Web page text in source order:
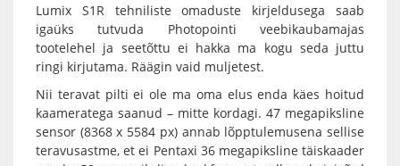
Lumix S1R tehniliste omaduste kirjeldusega saab
igaüks tutvuda Photopointi veebikaubamajas
tootelehel ja seetõttu ei hakka ma kogu seda juttu
ringi kirjutama. Räägin vaid muljetest.
Nii teravat pilti ei ole ma oma elus enda käes hoitud
kaameratega saanud – mitte kordagi. 47 megapiksline
sensor (8368 x 5584 px) annab lõpptulemusena sellise
teravusastme, et ei Pentaxi 36 megapiksline täiskaader